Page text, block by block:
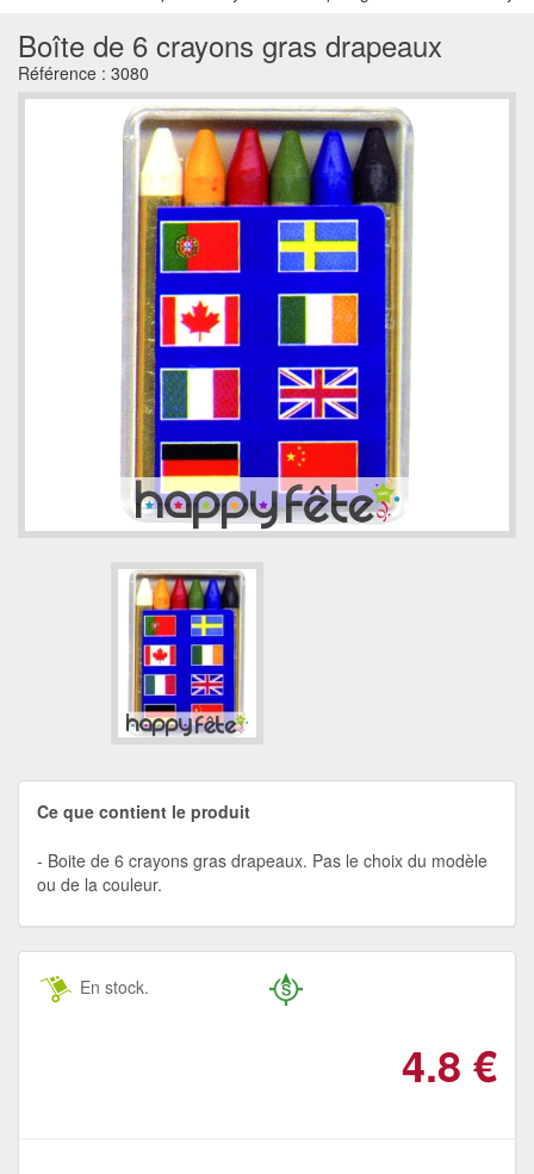
Boîte de 6 crayons gras drapeaux
Référence : 3080
Ce que contient le produit
Boite de 6 crayons gras drapeaux. Pas le choix du modèle
ou de la couleur.
En stock.
4.8 €